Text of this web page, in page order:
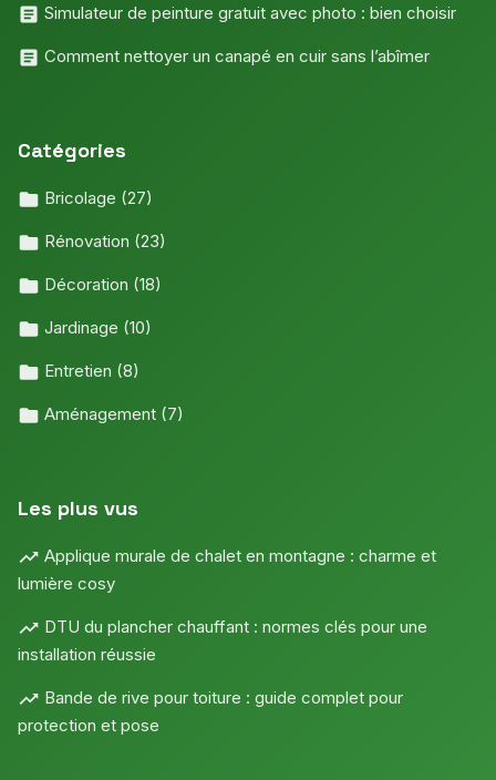
Simulateur de peinture gratuit avec photo : bien choisir
Comment nettoyer un canapé en cuir sans l’abîmer
Catégories
Bricolage (27)
Rénovation (23)
Décoration (18)
Jardinage (10)
Entretien (8)
Aménagement (7)
Les plus vus
Applique murale de chalet en montagne : charme et
lumière cosy
DTU du plancher chauffant : normes clés pour une
installation réussie
Bande de rive pour toiture : guide complet pour
protection et pose